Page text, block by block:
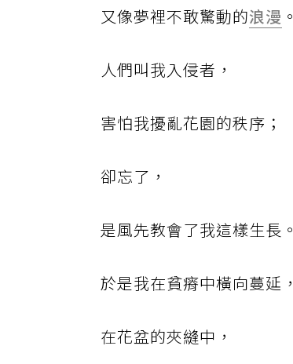
又像夢裡不敢驚動的浪漫 。
人們叫我入侵者，
害怕我擾亂花園的秩序；
卻忘了，
是風先教會了我這樣生長。
於是我在貧瘠中橫向蔓延，
在花盆的夾縫中，